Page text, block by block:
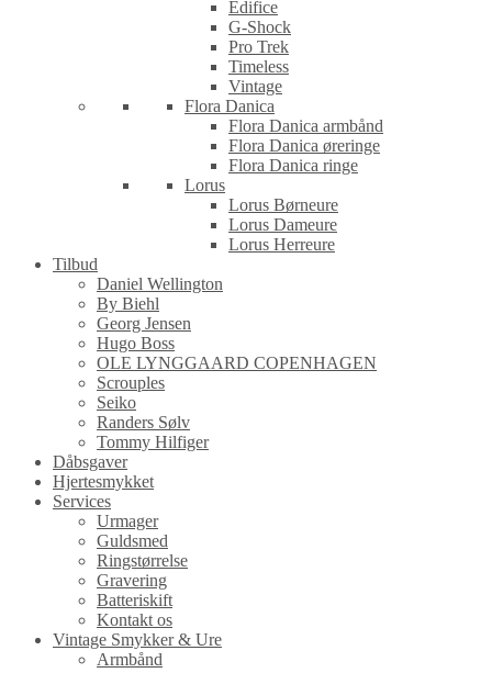
Edifice
G-Shock
Pro Trek
Timeless
Vintage
Flora Danica
Flora Danica armbånd
Flora Danica øreringe
Flora Danica ringe
Lorus
Lorus Børneure
Lorus Dameure
Lorus Herreure
Tilbud
Daniel Wellington
By Biehl
Georg Jensen
Hugo Boss
OLE LYNGGAARD COPENHAGEN
Scrouples
Seiko
Randers Sølv
Tommy Hilfiger
Dåbsgaver
Hjertesmykket
Services
Urmager
Guldsmed
Ringstørrelse
Gravering
Batteriskift
Kontakt os
Vintage Smykker & Ure
Armbånd